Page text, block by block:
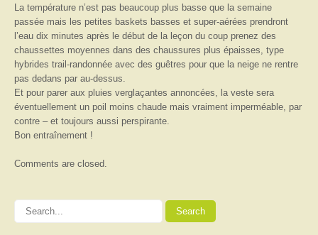
La température n’est pas beaucoup plus basse que la semaine
passée mais les petites baskets basses et super-aérées prendront
l’eau dix minutes après le début de la leçon du coup prenez des
chaussettes moyennes dans des chaussures plus épaisses, type
hybrides trail-randonnée avec des guêtres pour que la neige ne rentre
pas dedans par au-dessus.
Et pour parer aux pluies verglaçantes annoncées, la veste sera
éventuellement un poil moins chaude mais vraiment imperméable, par
contre – et toujours aussi perspirante.
Bon entraînement !
Comments are closed.